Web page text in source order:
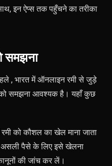
इन ऐप्स तक पहुँचने का तरीका
समझना
, भारत में ऑनलाइन रमी से जुड़े
को समझना आवश्यक है। यहाँ कुछ
को कौशल का खेल माना जाता
असली पैसे के लिए इसे खेलना
की जांच कर लें।